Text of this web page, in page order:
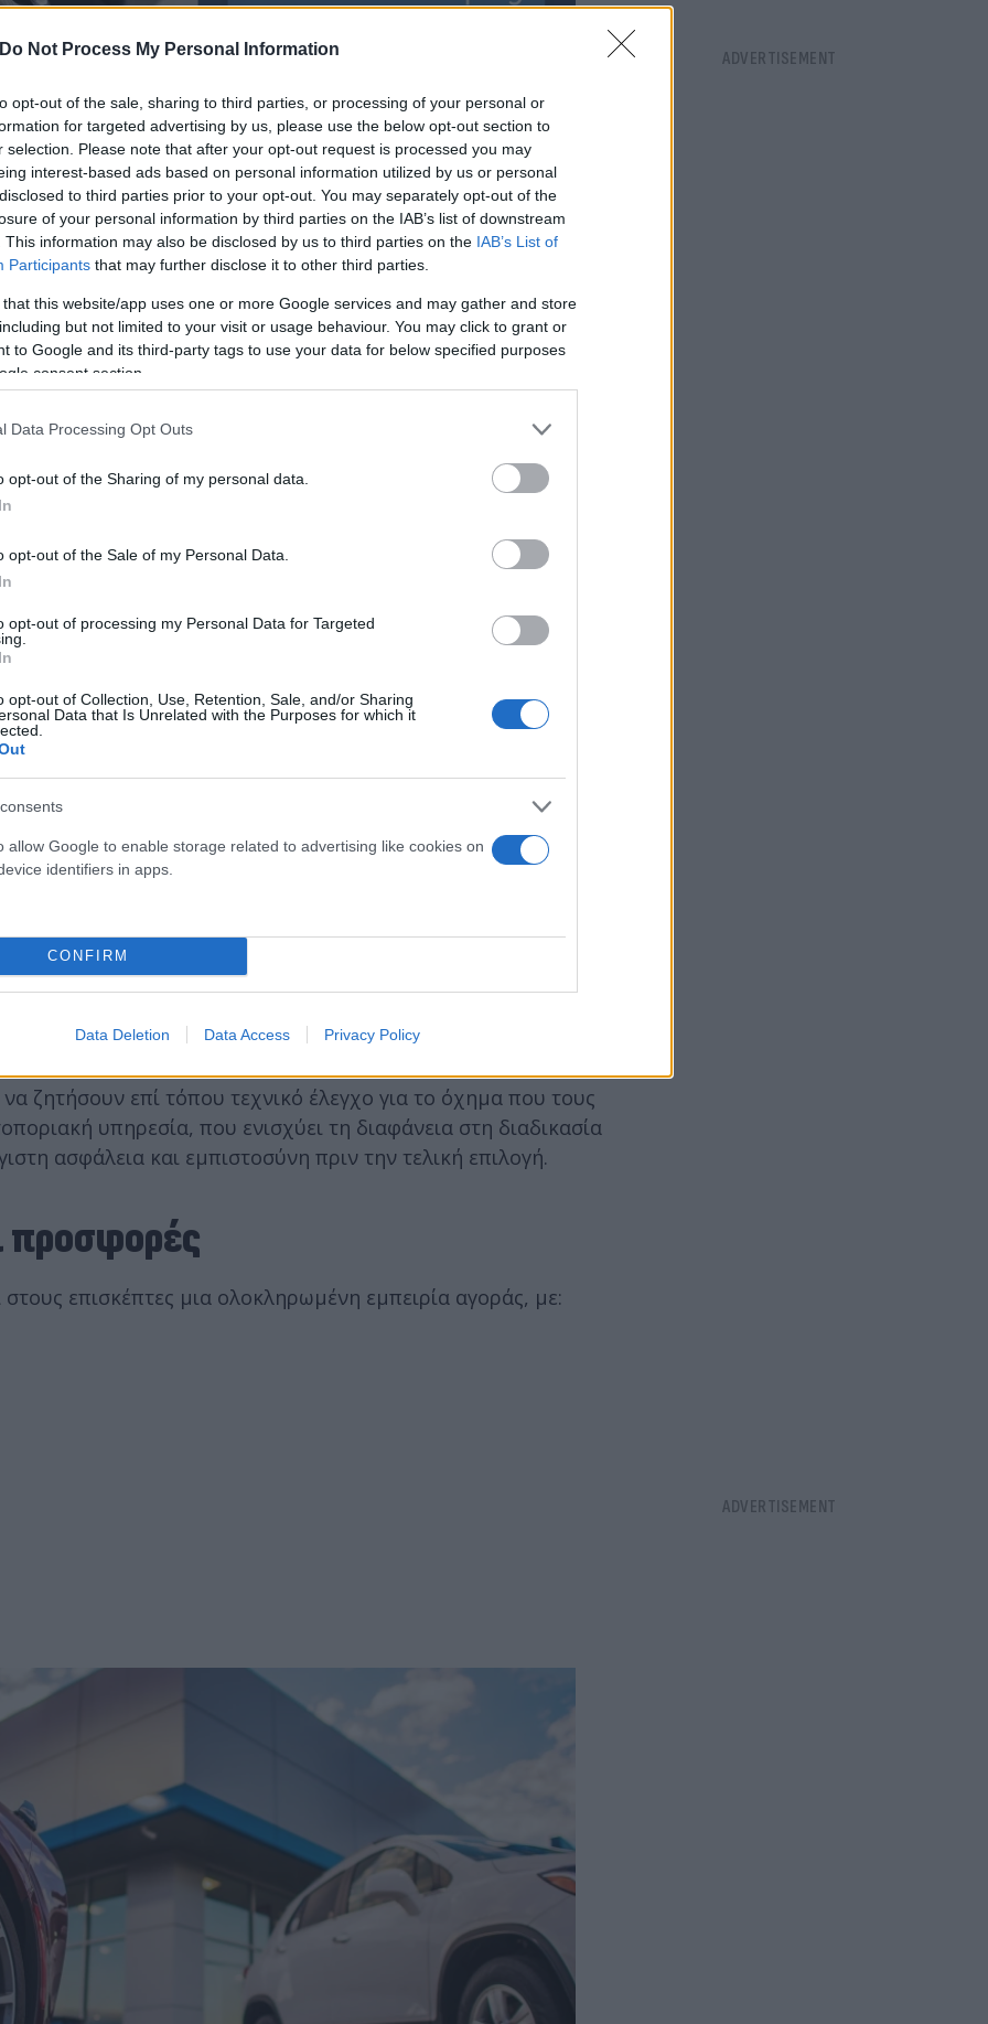
Do Not Process My Personal Information
opt-out of the sale, sharing to third parties, or processing of your personal or
for targeted advertising by us, please use the below opt-out section to
selection. Please note that after your opt-out request is processed you may
interest-based ads based on personal information utilized by us or personal
to third parties prior to your opt-out. You may separately opt-out of the
of your personal information by third parties on the IAB’s list of downstream
This information may also be disclosed by us to third parties on the IAB’s List of
Participants that may further disclose it to other third parties.
that this website/app uses one or more Google services and may gather and store
but not limited to your visit or usage behaviour. You may click to grant or
to Google and its third-party tags to use your data for below specified purposes
consent section.
Data Processing Opt Outs
opt-out of the Sharing of my personal data.
opt-out of the Sale of my Personal Data.
opt-out of processing my Personal Data for Targeted
opt-out of Collection, Use, Retention, Sale, and/or Sharing
Data that Is Unrelated with the Purposes for which it
allow Google to enable storage related to advertising like cookies on
identifiers in apps.
CONFIRM
Data Deletion Data Access Privacy Policy
και ασφάλισης,
που θα ισχύουν μόνο για τους επισκέπτες της
κοινό τη δυνατότητα να αποκτήσει το αυτοκίνητο που
Πρόκειται για μια έκθεση που σηματοδοτεί τη μετάβαση
καθορισμένα ποιοτικά κριτήρια.
τεχνικών ελέγχων
στην πράξη
ζητήσουν επί τόπου τεχνικό έλεγχο για το όχημα που τους
υπηρεσία, που ενισχύει τη διαφάνεια στη διαδικασία
ασφάλεια και εμπιστοσύνη πριν την τελική επιλογή.
προσφορές
επισκέπτες μια ολοκληρωμένη εμπειρία αγοράς, με: